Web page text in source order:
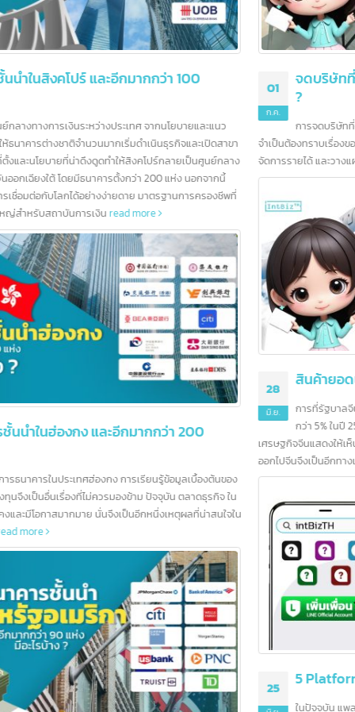
01
ก.ค.
จดบริษัทที่จีน วางแผนภาษีอย่างไร จ่ายภาษีอะไรบ้าง
?
การจดบริษัทที่จีน นอกจากการเตรียมการด้านธุรกิจแล้ว ผู้ประกอบการ
จำเป็นต้องทราบเรื่องของภาษีที่เกี่ยวข้องในเบื้องต้น เพื่อให้สามารถเตรียมตัวในก
จัดการรายได้ และวางแผนทางภาษีได้read more
28
มิ.ย.
สินค้ายอดนิยมของไทยที่ส่งออกไปยัง “31 มลฑลจีน”
การที่รัฐบาลจีนตั้งเป้าหมายให้แต่ละมณฑลมีการเติบโตทางเศรษฐกิจไม่
กว่า 5% ในปี 2567 นับเป็นโอกาสทางการค้าที่น่าสนใจสำหรับไทย เนื่องจ
เศรษฐกิจจีนแสดงให้เห็นถึงสัญญาณการฟื้นตัวที่ดีในช่วงต้นปี 2567 การส่งสินค้
ออกไปจีนจึงเป็นอีกทางเลือกที่น่าสนใจread more